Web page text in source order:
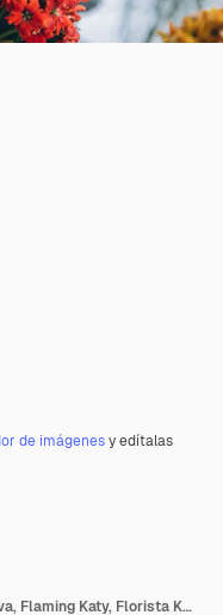
de imágenesy edítalas
Kalanchoe blossfeldiana (Calandiva, Flaming Katy, Florista Kalanchoe) flores de coral naranja. Pequeñas flores coloridas del primer de Kalanchoe.